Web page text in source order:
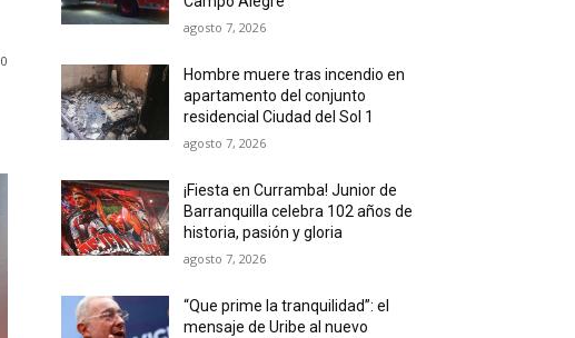
0
agosto 7, 2026
Hombre muere tras incendio en
apartamento del conjunto
residencial Ciudad del Sol 1
agosto 7, 2026
¡Fiesta en Curramba! Junior de
Barranquilla celebra 102 años de
historia, pasión y gloria
agosto 7, 2026
“Que prime la tranquilidad”: el
mensaje de Uribe al nuevo